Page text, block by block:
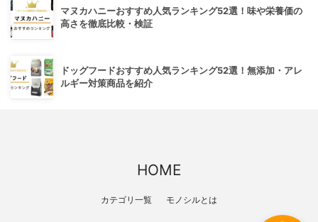
マヌカハニーおすすめ人気ランキング52選！味や栄養価の
高さを徹底比較・検証
ドッグフードおすすめ人気ランキング52選！無添加・アレ
ルギー対策商品を紹介
HOME
カテゴリ一覧 モノシルとは